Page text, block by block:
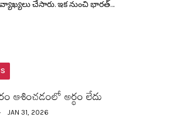
చేసారు. ఇక నుంచి భార‌త్…
ఆశించ‌డంలో అర్థం లేదు
JAN 31, 2026